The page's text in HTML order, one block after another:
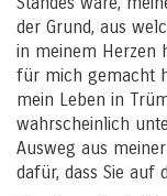
der Grund, aus
in meinem Herzen
für mich gemacht
mein Leben in
wahrscheinlich
Ausweg aus
dafür, dass Sie auf